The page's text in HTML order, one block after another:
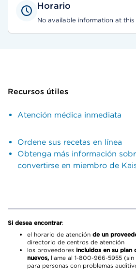
Horario
No available information at this
Recursos útiles
Atención médica inmediata
Ordene sus recetas en línea
Obtenga más información
convertirse en miembro de
Si desea encontrar:
el horario de atención de un
directorio de centros de atención
los proveedores incluidos en su plan
nuevos, llame al 1-800-966-5955
para personas con problemas